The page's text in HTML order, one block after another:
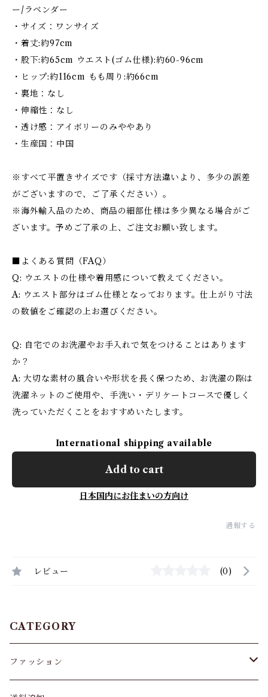
ー/ラベンダー
・サイズ：ワンサイズ
・着丈:約97cm
・股下:約65cm ウエスト(ゴム仕様):約60-96cm
・ヒップ:約116cm もも周り:約66cm
・裏地：なし
・伸縮性：なし
・透け感：アイボリーのみややあり
・生産国：中国
※すべて平置きサイズです（採寸方法違いより、多少の誤差
がございますので、ご了承ください）。
※海外輸入品のため、商品の細部仕様は多少異なる場合がご
ざいます。予めご了承の上、ご注文お願い致します。
■よくある質問（FAQ）
Q: ウエストの仕様や着用感について教えてください。
A: ウエスト部分はゴム仕様となっております。仕上がり寸法
の数値をご確認の上お選びください。
Q: 自宅でのお洗濯やお手入れで気をつけることはあります
か？
A: 大切な素材の風合いや形状を長く保つため、お洗濯の際は
洗濯ネットのご使用や、手洗い・デリケートコースで優しく
洗っていただくことをおすすめいたします。
International shipping available
Add to cart
日本国内にお住まいの方向け
通報する
レビュー (0)
CATEGORY
ファッション